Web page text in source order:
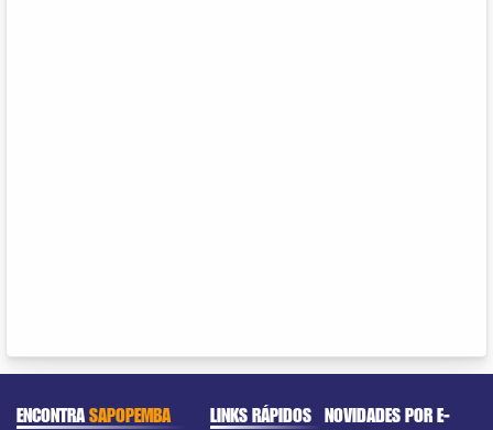
ENCONTRASAPOPEMBA LINKS RÁPIDOS NOVIDADES POR E-